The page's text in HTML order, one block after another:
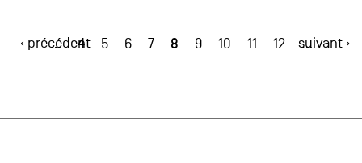
‹ précédent
… 4 5 6 7 8 9 10 11 12 …
suivant ›